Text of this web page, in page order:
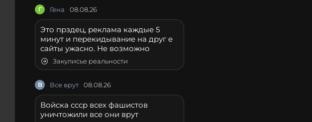
Г Гена 08.08.26
Это прздец, реклама каждые 5
минут и перекидывание на друг е
сайты ужасно. Не возможно
Закулисье реальности
В Все врут 08.08.26
Войска ссср всех фашистов
уничтожили все они врут